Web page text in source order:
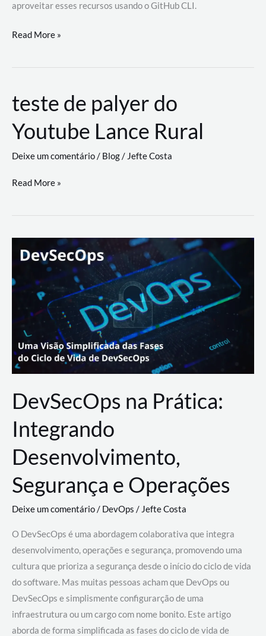
aproveitar esses recursos usando o GitHub CLI.
GitHub
revoluciona
de
trabalho
com
a
workflows
Read More »
teste de palyer do
Youtube Lance Rural
Deixe um comentário/ Blog/ Jefte Costa
teste
palyer
Lance
Rural
Read More »
DevSecOps na Prática:
Integrando
Desenvolvimento,
Segurança e Operações
Deixe um comentário/ DevOps /Jefte Costa
O DevSecOps é uma abordagem colaborativa que integra
desenvolvimento, operações e segurança, promovendo uma
cultura que prioriza a segurança desde o início do ciclo de vida
do software. Mas muitas pessoas acham que DevOps ou
DevSecOps e simplismente configurarção de uma
infraestrutura ou um cargo com nome bonito. Este artigo
aborda de forma simplificada as fases do ciclo de vida de